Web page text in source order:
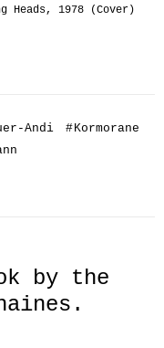
Heads, 1978 (Cover)
Andi #Kormorane
by the